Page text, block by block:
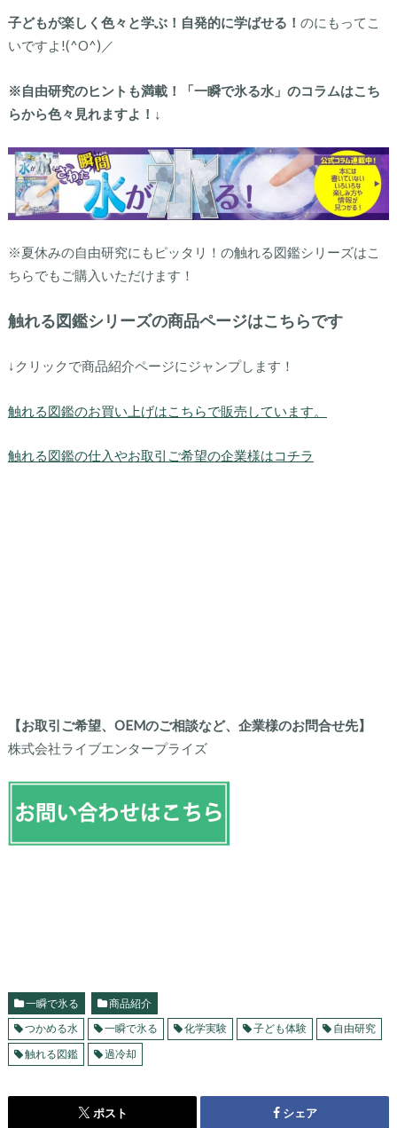
子どもが楽しく色々と学ぶ！自発的に学ばせる！ のにもってこ
いですよ!(^O^)／
※自由研究のヒントも満載！「一瞬で氷る水」のコラムはこち
らから色々見れますよ！↓
※夏休みの自由研究にもピッタリ！の触れる図鑑シリーズはこ
ちらでもご購入いただけます！
触れる図鑑シリーズの商品ページはこちらです
↓クリックで商品紹介ページにジャンプします！
触れる図鑑のお買い上げはこちらで販売しています。
触れる図鑑の仕入やお取引ご希望の企業様はコチラ
【お取引ご希望、OEMのご相談など、企業様のお問合せ先】
株式会社ライブエンタープライズ
一瞬で氷る
商品紹介
つかめる水
一瞬で氷る 化学実験 子ども体験
自由研究
触れる図鑑
過冷却
ポスト シェア